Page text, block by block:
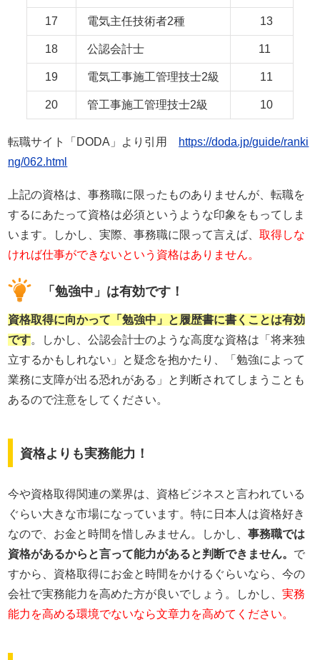
17 電気主任技術者2種 13
18 公認会計士 11
19 電気工事施工管理技士2級 11
20 管工事施工管理技士2級 10
転職サイト「DODA」より引用
https://doda.jp/guide/ranki
ng/062.html
上記の資格は、事務職に限ったものありませんが、転職を
するにあたって資格は必須というような印象をもってしま
います。しかし、実際、事務職に限って言えば、取得しな
ければ仕事ができないという資格はありません。
「勉強中」は有効です！
資格取得に向かって「勉強中」と履歴書に書くことは有効
です。しかし、公認会計士のような高度な資格は「将来独
立するかもしれない」と疑念を抱かたり、「勉強によって
業務に支障が出る恐れがある」と判断されてしまうことも
あるので注意をしてください。
資格よりも実務能力！
今や資格取得関連の業界は、資格ビジネスと言われている
ぐらい大きな市場になっています。特に日本人は資格好き
なので、お金と時間を惜しみません。しかし、事務職では
資格があるからと言って能力があると判断できません。 で
すから、資格取得にお金と時間をかけるぐらいなら、今の
会社で実務能力を高めた方が良いでしょう。しかし、実務
能力を高める環境でないなら文章力を高めてください。